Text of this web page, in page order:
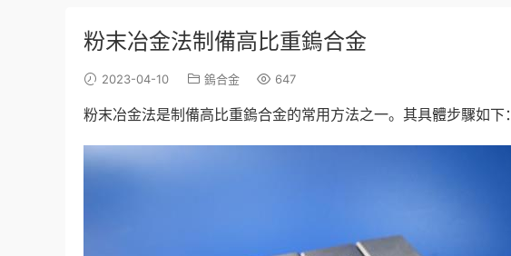
粉末冶金法制備高比重鎢合金
2023-04-10 鎢合金 647
粉末冶金法是制備高比重鎢合金的常用方法之一。其具體步驟如下：